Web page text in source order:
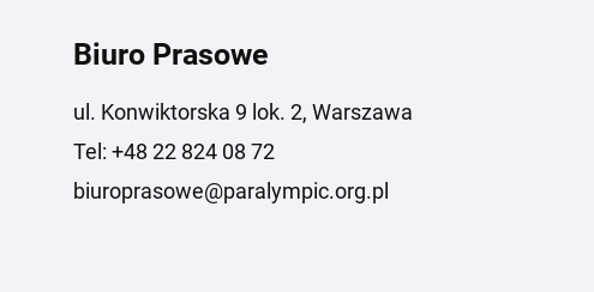
Biuro Prasowe
ul. Konwiktorska 9 lok. 2, Warszawa
Tel: +48 22 824 08 72
biuroprasowe@paralympic.org.pl